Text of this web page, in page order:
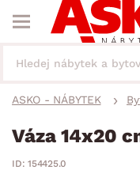
ASKO - NÁBYTEK
Váza 14x20
ID: 154425.0